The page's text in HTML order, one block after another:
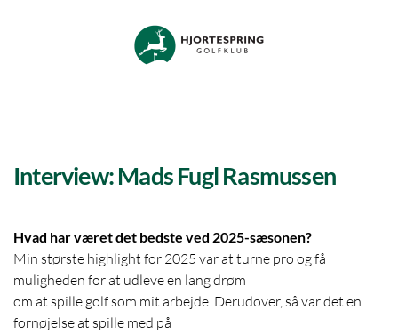
Skip to main content
Interview: Mads Fugl Rasmussen
Hvad har været det bedste ved 2025-sæsonen?
Min største highlight for 2025 var at turne pro og få
muligheden for at udleve en lang drøm
om at spille golf som mit arbejde. Derudover, så var det en
fornøjelse at spille med på